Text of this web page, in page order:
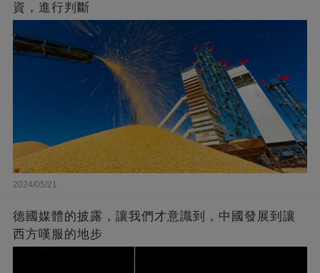
資，進行判斷
2024/05/21
德國媒體的披露，讓我們才意識到，中國發展到讓
西方嘆服的地步